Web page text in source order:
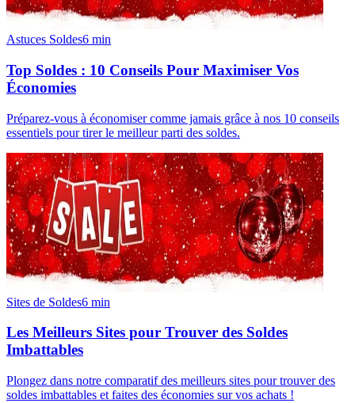
Astuces Soldes6 min
Top Soldes : 10 Conseils Pour Maximiser Vos
Économies
Préparez-vous à économiser comme jamais grâce à nos 10 conseils
essentiels pour tirer le meilleur parti des soldes.
Sites de Soldes6 min
Les Meilleurs Sites pour Trouver des Soldes
Imbattables
Plongez dans notre comparatif des meilleurs sites pour trouver des
soldes imbattables et faites des économies sur vos achats !